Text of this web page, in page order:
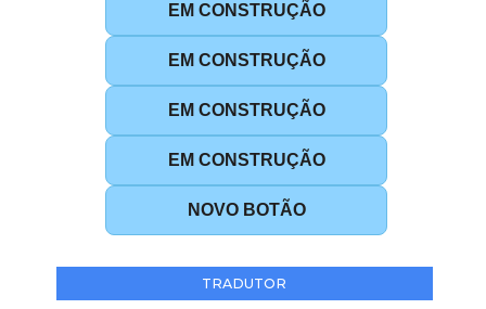
EM CONSTRUÇÃO
EM CONSTRUÇÃO
EM CONSTRUÇÃO
EM CONSTRUÇÃO
NOVO BOTÃO
TRADUTOR